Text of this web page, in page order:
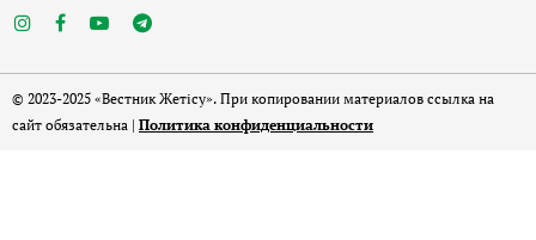
© 2023-2025 «Вестник Жетісу». При копировании материалов ссылка на
сайт обязательна | Политика конфиденциальности